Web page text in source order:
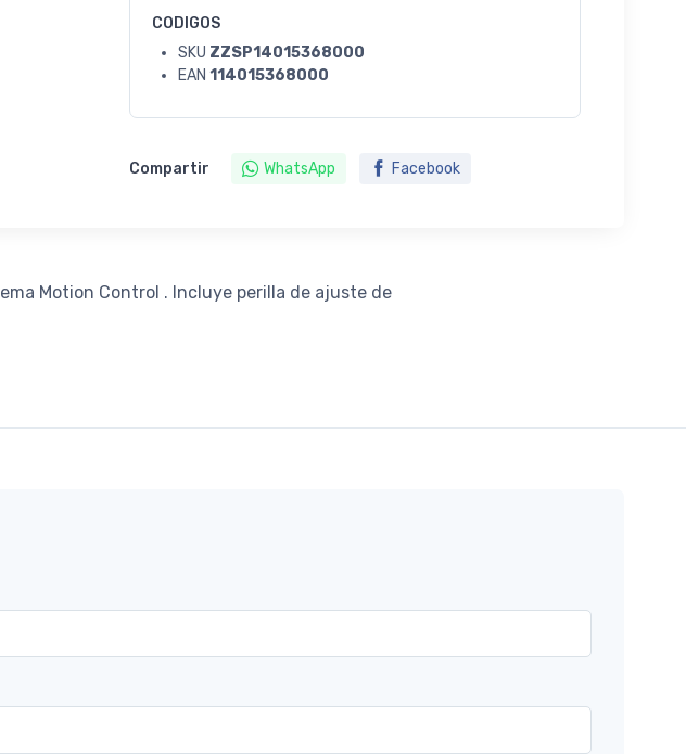
CODIGOS
SKU ZZSP14015368000
EAN 114015368000
Compartir WhatsApp Facebook
Motion Control . Incluye perilla de ajuste de